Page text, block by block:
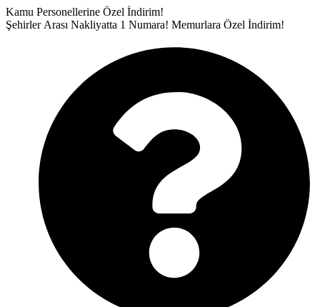
İçeriğe
atla
Kamu Personellerine Özel İndirim!
Şehirler Arası Nakliyatta 1 Numara! Memurlara Özel İndirim!